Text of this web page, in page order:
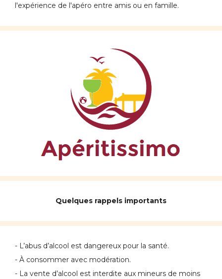
l'expérience de l'apéro entre amis ou en famille.
Quelques rappels importants
- L’abus d’alcool est dangereux pour la santé.
- À consommer avec modération.
- La vente d’alcool est interdite aux mineurs de moins